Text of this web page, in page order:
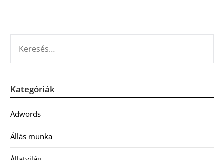
Kategóriák
Adwords
Állás munka